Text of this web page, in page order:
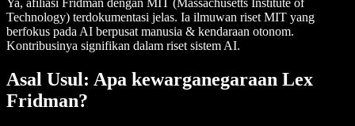
Ya, afiliasi Fridman dengan MIT (Massachusetts Institute of
Technology) terdokumentasi jelas. Ia ilmuwan riset MIT yang
berfokus pada AI berpusat manusia & kendaraan otonom.
Kontribusinya signifikan dalam riset sistem AI.
Asal Usul: Apa kewarganegaraan Lex
Fridman?